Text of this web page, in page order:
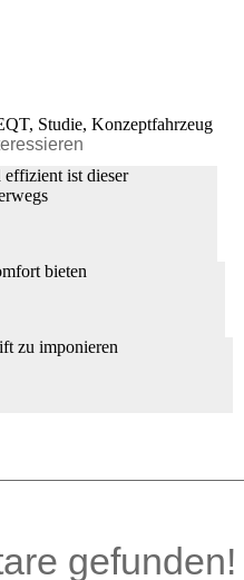
Studie, Konzeptfahrzeug
effizient ist dieser
bieten
zu imponieren
gefunden!